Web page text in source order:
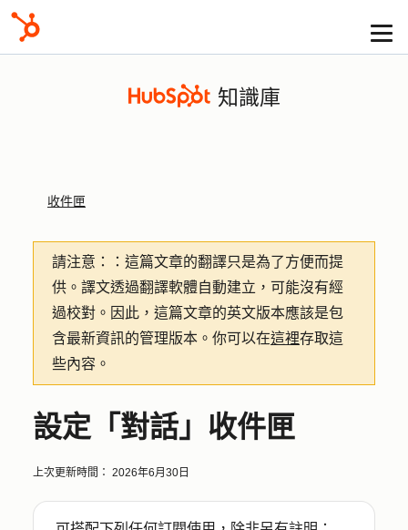
知識庫
收件匣
請注意：
：這篇文章的翻譯只是為了方便而提
供。譯文透過翻譯軟體自動建立，可能沒有經
過校對。因此，這篇文章的英文版本應該是包
含最新資訊的管理版本。你可以在這裡存取這
些內容。
設定「對話」收件匣
上次更新時間： 2026年6月30日